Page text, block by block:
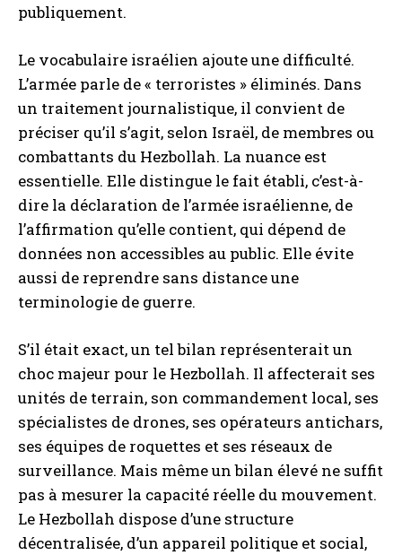
publiquement.
Le vocabulaire israélien ajoute une difficulté.
L’armée parle de « terroristes » éliminés. Dans
un traitement journalistique, il convient de
préciser qu’il s’agit, selon Israël, de membres ou
combattants du Hezbollah. La nuance est
essentielle. Elle distingue le fait établi, c’est-à-
dire la déclaration de l’armée israélienne, de
l’affirmation qu’elle contient, qui dépend de
données non accessibles au public. Elle évite
aussi de reprendre sans distance une
terminologie de guerre.
S’il était exact, un tel bilan représenterait un
choc majeur pour le Hezbollah. Il affecterait ses
unités de terrain, son commandement local, ses
spécialistes de drones, ses opérateurs antichars,
ses équipes de roquettes et ses réseaux de
surveillance. Mais même un bilan élevé ne suffit
pas à mesurer la capacité réelle du mouvement.
Le Hezbollah dispose d’une structure
décentralisée, d’un appareil politique et social,